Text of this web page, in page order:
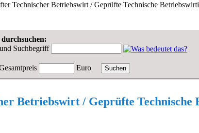
Technischer Betriebswirt / Geprüfte Technische
Suchbegriff
Euro
Betriebswirt / Geprüfte